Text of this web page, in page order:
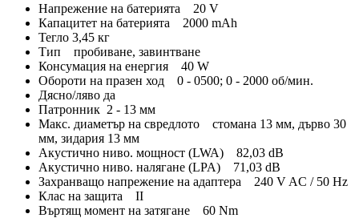
Напрежение на батерията 20 V
Капацитет на батерията 2000 mAh
Тегло 3,45 кг
Тип пробиване, завинтване
Консумация на енергия 40 W
Обороти на празен ход 0 - 0500; 0 - 2000 об/мин.
Дясно/ляво да
Патронник 2 - 13 мм
Макс. диаметър на свредлото стомана 13 мм, дърво 30
мм, зидария 13 мм
Акустично ниво. мощност (LWA) 82,03 dB
Акустично ниво. налягане (LPA) 71,03 dB
Захранващо напрежение на адаптера 240 V AC / 50 Hz
Клас на защита II
Въртящ момент на затягане 60 Nm